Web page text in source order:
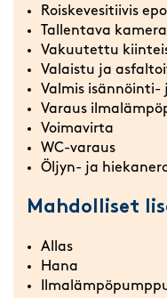
Roiskevesitiivis
Tallentava
Vakuutettu
Valaistu ja
Valmis
Varaus
Voimavirta
WC-varaus
Öljyn- ja
Mahdolliset
Allas
Hana